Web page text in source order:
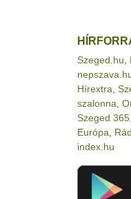
Szeged.hu
Hírextra
szalonna
Szeged 365
Európa
index.hu